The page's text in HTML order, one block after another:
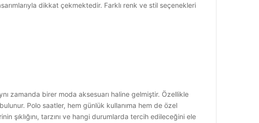
dikkat çekmektedir. Farklı renk ve stil seçenekleri
zamanda birer moda aksesuarı haline gelmiştir. Özellikle
Polo saatler, hem günlük kullanıma hem de özel
şıklığını, tarzını ve hangi durumlarda tercih edileceğini ele